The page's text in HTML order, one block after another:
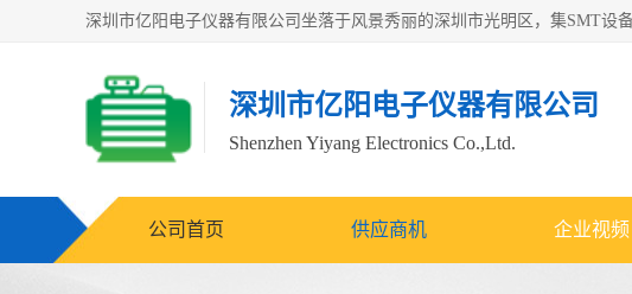
深圳市亿阳电子仪器有限公司
Shenzhen Yiyang Electronics Co.,Ltd.
公司首页 供应商机 企业视频